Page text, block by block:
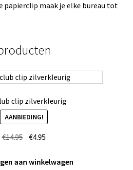
papierclip maak je elke bureau tot
clip zilverkleurig
AANBIEDING!
€14.95 Oorspronkelijke
was:
€4.95
is:
aan winkelwagen